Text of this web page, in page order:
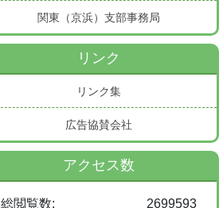
関東（京浜）支部事務局
リンク
リンク集
広告協賛会社
アクセス数
2699593
総閲覧数: